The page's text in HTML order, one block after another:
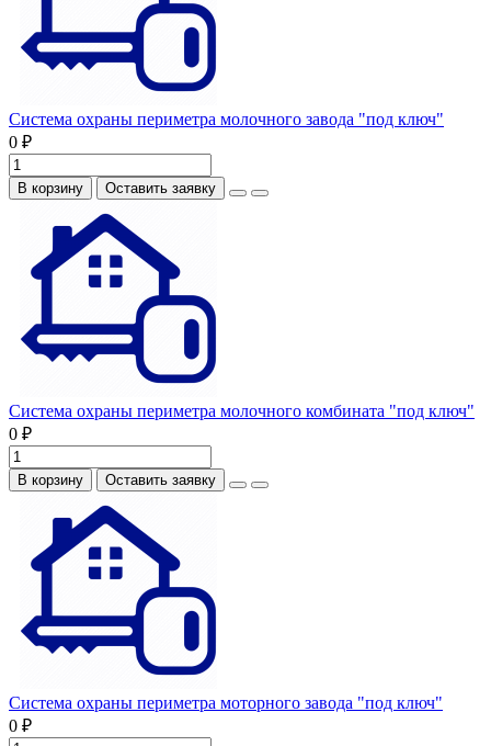
Система охраны периметра молочного завода "под ключ"
0 ₽
В корзину Оставить заявку
Система охраны периметра молочного комбината "под ключ"
0 ₽
В корзину Оставить заявку
Система охраны периметра моторного завода "под ключ"
0 ₽